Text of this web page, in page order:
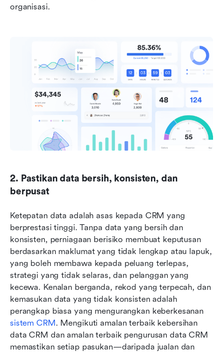
organisasi.
2. Pastikan data bersih, konsisten, dan
berpusat
Ketepatan data adalah asas kepada CRM yang
berprestasi tinggi. Tanpa data yang bersih dan
konsisten, perniagaan berisiko membuat keputusan
berdasarkan maklumat yang tidak lengkap atau lapuk,
yang boleh membawa kepada peluang terlepas,
strategi yang tidak selaras, dan pelanggan yang
kecewa. Kenalan berganda, rekod yang terpecah, dan
kemasukan data yang tidak konsisten adalah
sistem CRM . Mengikuti amalan terbaik kebersihan
data CRM dan amalan terbaik pengurusan data CRM
memastikan setiap pasukan—daripada jualan dan